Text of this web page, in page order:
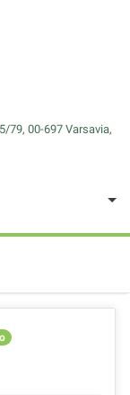
79, 00-697 Varsavia,